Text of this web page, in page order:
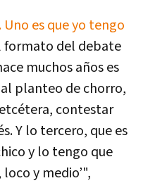
es que yo tengo
formato del debate
muchos años es
planteo de chorro,
contestar
Y lo tercero, que es
y lo tengo que
y medio’",